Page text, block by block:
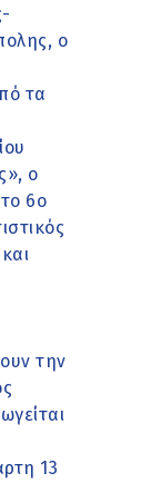
ο
τα
ο
6ο
την
13